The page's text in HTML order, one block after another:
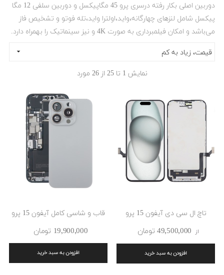
دوربین اصلی بکار رفته درسری پرو 45 مگاپیکسل و دوربین سلفی 12 مگا
پیکسل شامل لنزهای چهارگانه،واید،اولترا واید،تله فوتو و تشخیص فاز
می‌باشد و امکان فیلمبرداری به صورت 4K و نیز سینماتیک را بهمراه دارد.
قیمت، زیاد به کم 
نمایش 1 تا 25 از 26 مورد
تاچ ال سی دی آیفون 15 پرو
از 49٬500٬000 ‎تومان
افزودن به سبد خرید
قاب و شاسی کامل آیفون 15 پرو
19٬900٬000 ‎تومان
افزودن به سبد خرید